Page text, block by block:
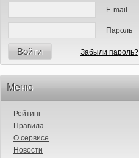
E-mail
Пароль
Войти Забыли пароль?
Меню
Рейтинг
Правила
О сервисе
Новости